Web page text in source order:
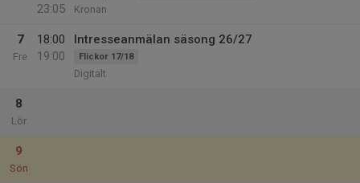
23:05
Kronan
7
Fre
18:00
19:00
Intresseanmälan säsong 26/27
Flickor 17/18
Digitalt
8
Lör
9
Sön